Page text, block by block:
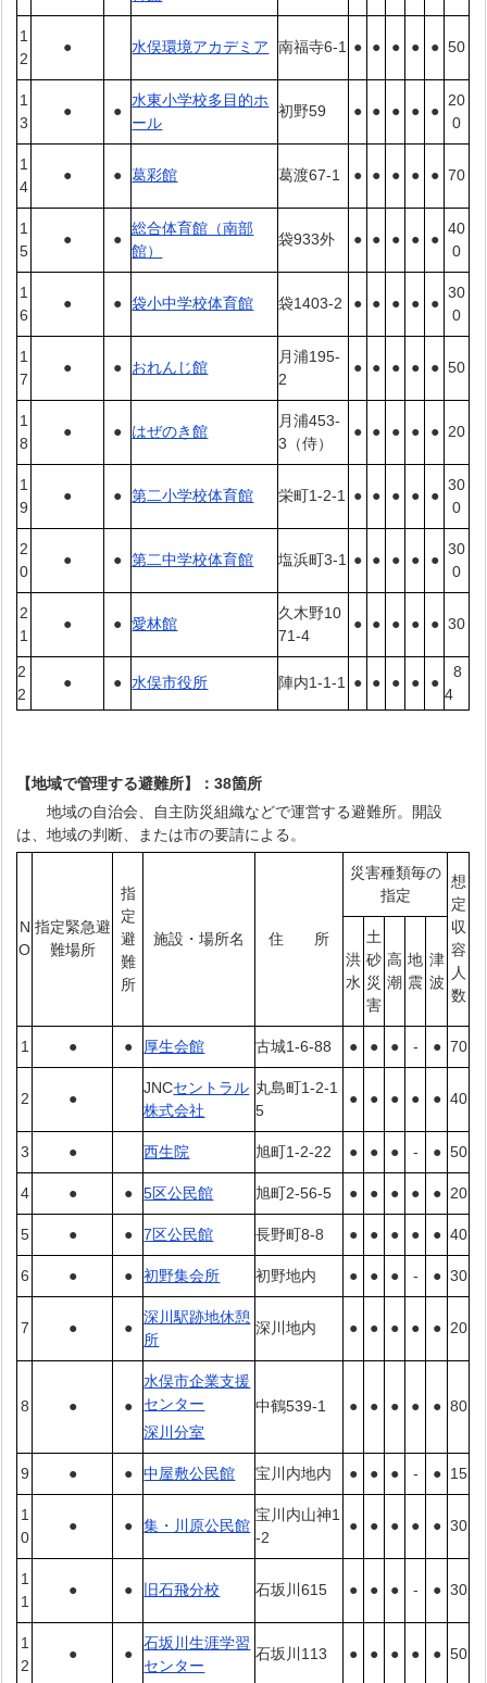
1
2
● 水俣環境アカデミア 南福寺6-1 ● ● ● ● ● 50
1
3
● ●
水東小学校多目的ホ
ール
初野59 ● ● ● ● ●
20
0
1
4
● ● 葛彩館 葛渡67-1 ● ● ● ● ● 70
1
5
● ●
総合体育館（南部
館）
袋933外 ● ● ● ● ●
40
0
1
6
● ● 袋小中学校体育館 袋1403-2 ● ● ● ● ●
30
0
1
7
● ● おれんじ館
月浦195-
2
● ● ● ● ● 50
1
8
● ● はぜのき館
月浦453-
3（侍）
● ● ● ● ● 20
1
9
● ● 第二小学校体育館 栄町1-2-1 ● ● ● ● ●
30
0
2
0
● ● 第二中学校体育館 塩浜町3-1 ● ● ● ● ●
30
0
2
1
● ● 愛林館
久木野10
71-4
● ● ● ● ● 30
2
2
● ● 水俣市役所 陣内1-1-1 ● ● ● ● ●
8
4
【地域で管理する避難所】：38箇所
地域の自治会、自主防災組織などで運営する避難所。開設
は、地域の判断、または市の要請による。
N
O
指定緊急避
難場所
指
定
避
難
所
施設・場所名 住 所
災害種類毎の
指定
想
定
収
容
人
数
洪
水
土
砂
災
害
高
潮
地
震
津
波
1 ● ● 厚生会館 古城1-6-88 ● ● ● - ● 70
2 ●
JNCセントラル
株式会社
丸島町1-2-1
5
● ● ● ● ● 40
3 ● 西生院 旭町1-2-22 ● ● ● - ● 50
4 ● ● 5区公民館 旭町2-56-5 ● ● ● ● ● 20
5 ● ● 7区公民館 長野町8-8 ● ● ● ● ● 40
6 ● ● 初野集会所 初野地内 ● ● ● - ● 30
7 ● ●
深川駅跡地休憩
所
深川地内 ● ● ● ● ● 20
8 ● ●
水俣市企業支援
センター
深川分室
中鶴539-1 ● ● ● ● ● 80
9 ● ● 中屋敷公民館 宝川内地内 ● ● ● - ● 15
1
0
● ● 集・川原公民館
宝川内山神1
-2
● ● ● ● ● 30
1
1
● ● 旧石飛分校 石坂川615 ● ● ● - ● 30
1
2
● ●
石坂川生涯学習
センター
石坂川113 ● ● ● ● ● 50